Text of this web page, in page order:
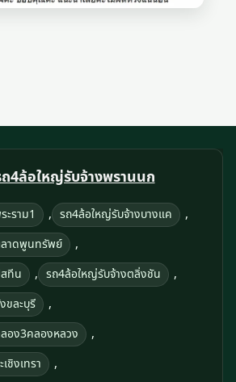
ถ4ล้อใหญ่รับจ้างพรานนก
ราม1 , รถ4ล้อใหญ่รับจ้างบางแค ,
าดพูนทรัพย์ ,
ทีน , รถ4ล้อใหญ่รับจ้างตลิ่งชัน ,
ขละบุรี ,
อง3คลองหลวง ,
ชิงเทรา ,